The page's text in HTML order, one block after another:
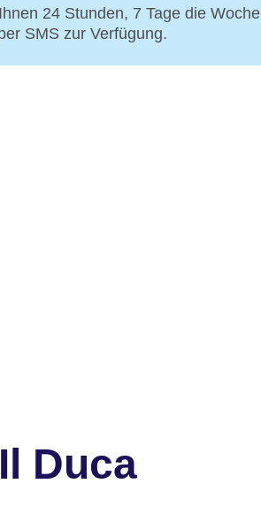
24 Stunden, 7 Tage die Woche
SMS zur Verfügung.
Duca